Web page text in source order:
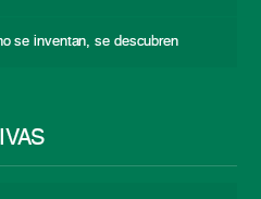
se inventan, se descubren